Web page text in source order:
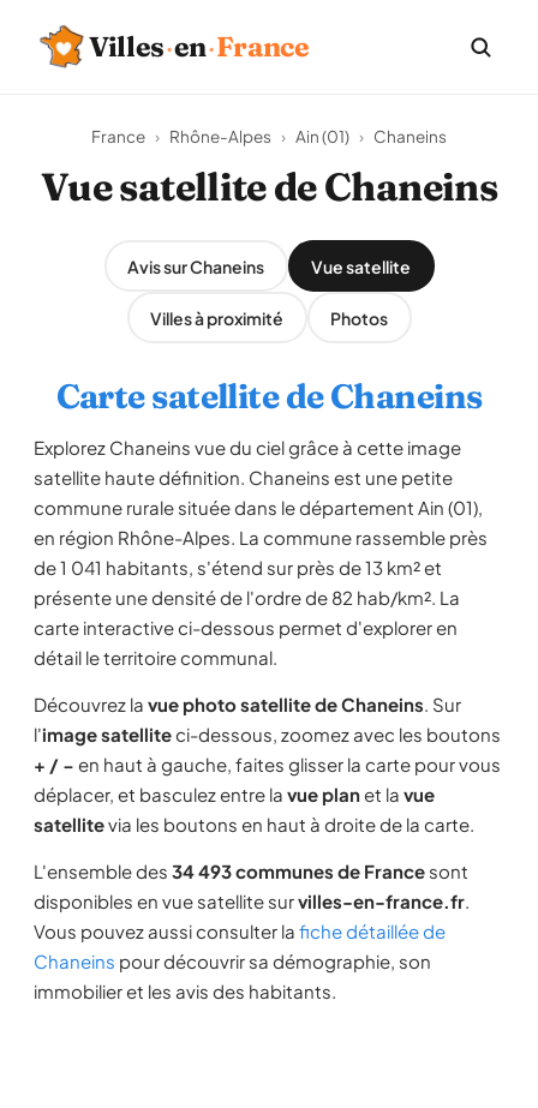
Villes·en·France
France › Rhône-Alpes › Ain (01) › Chaneins
Vue satellite de Chaneins
Avis sur Chaneins Vue satellite
Villes à proximité Photos
Carte satellite de Chaneins
Explorez Chaneins vue du ciel grâce à cette image
satellite haute définition. Chaneins est une petite
commune rurale située dans le département Ain (01),
en région Rhône-Alpes. La commune rassemble près
de 1 041 habitants, s'étend sur près de 13 km² et
présente une densité de l'ordre de 82 hab/km². La
carte interactive ci-dessous permet d'explorer en
détail le territoire communal.
Découvrez la vue photo satellite de Chaneins. Sur
l'image satelliteci-dessous, zoomez avec les boutons
+ / − en haut à gauche, faites glisser la carte pour vous
déplacer, et basculez entre la vue planet la vue
satellitevia les boutons en haut à droite de la carte.
L'ensemble des 34 493 communes de France sont
disponibles en vue satellite survilles-en-france.fr.
Vous pouvez aussi consulter la fiche détaillée de
Chaneins pour découvrir sa démographie, son
immobilier et les avis des habitants.